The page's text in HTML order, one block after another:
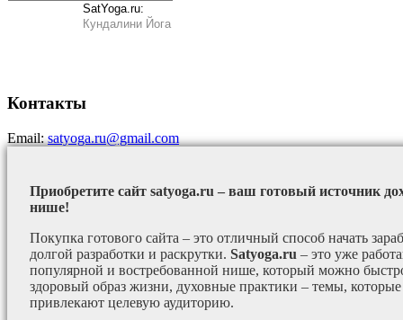
SatYoga.ru:
Кундалини Йога
Контакты
Email:satyoga.ru@gmail.com
Приобретите сайт satyoga.ru – ваш готовый источник
нише!
Покупка готового сайта – это отличный способ начать
долгой разработки и раскрутки. Satyoga.ru – это уже
популярной и востребованной нише, который можно
здоровый образ жизни, духовные практики – темы, которые
привлекают целевую аудиторию.